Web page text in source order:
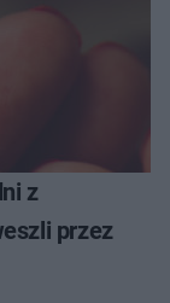
z
przez